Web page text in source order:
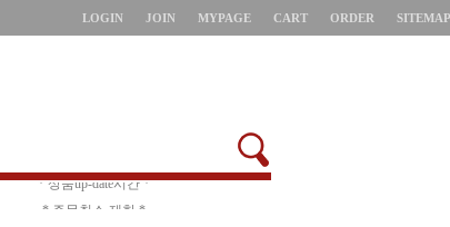
LOGIN JOIN MYPAGE CART ORDER SITEMAP
* 상품up-date시간 *